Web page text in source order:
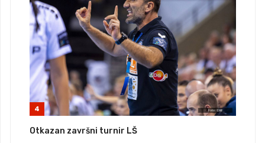
4
Otkazan završni turnir LŠ